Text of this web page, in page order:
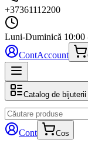
+37361112200
Luni-Duminică 10:00
ContAccount
Catalog de bijuterii
Cont Cos